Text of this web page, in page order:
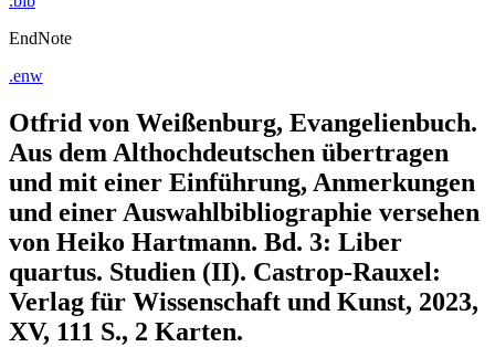
EndNote
.enw
Otfrid von Weißenburg, Evangelienbuch.
Aus dem Althochdeutschen übertragen
und mit einer Einführung, Anmerkungen
und einer Auswahlbibliographie versehen
von Heiko Hartmann. Bd. 3: Liber
quartus. Studien (II). Castrop-Rauxel:
Verlag für Wissenschaft und Kunst, 2023,
XV, 111 S., 2 Karten.